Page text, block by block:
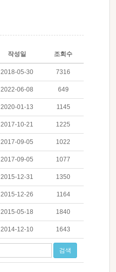
작성일 조회수
2018-05-30 7316
2022-06-08 649
2020-01-13 1145
2017-10-21 1225
2017-09-05 1022
2017-09-05 1077
2015-12-31 1350
2015-12-26 1164
2015-05-18 1840
2014-12-10 1643
검색